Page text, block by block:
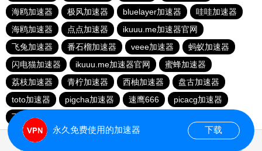
海鸥加速器
极风加速器 bluelayer加速器
哇哇加速器
海鸥加速器
点点加速器
ikuuu.me加速器官网
飞兔加速器
番石榴加速器 veee加速器
蚂蚁加速器
闪电猫加速器
ikuuu.me加速器官网
蜜蜂加速器
荔枝加速器
青柠加速器 西柚加速器
盘古加速器
toto加速器
pigcha加速器 速鹰666
picacg加速器
飞兔加速器
永久免费使用的加速器 下载